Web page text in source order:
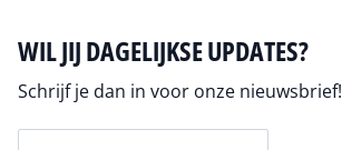
WIL JIJ DAGELIJKSE UPDATES?
Schrijf je dan in voor onze nieuwsbrief!